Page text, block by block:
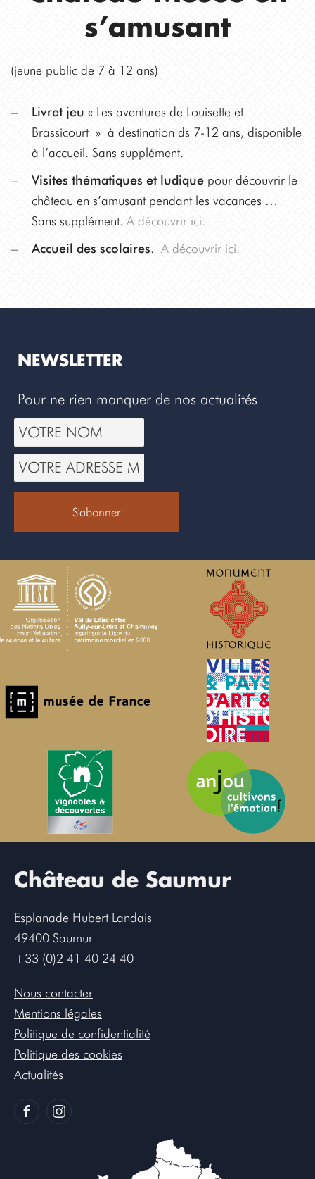
s’amusant
(jeune public de 7 à 12 ans)
Livret jeu « Les aventures de Louisette et
Brassicourt » à destination ds 7-12 ans, disponible
à l’accueil. Sans supplément.
Visites thématiques et ludique pour découvrir le
château en s’amusant pendant les vacances …
Sans supplément. A découvrir ici.
Accueil des scolaires. A découvrir ici.
NEWSLETTER
Pour ne rien manquer de nos actualités
Château de Saumur
Esplanade Hubert Landais
49400 Saumur
+33 (0)2 41 40 24 40
Nous contacter
Mentions légales
Politique de confidentialité
Politique des cookies
Actualités